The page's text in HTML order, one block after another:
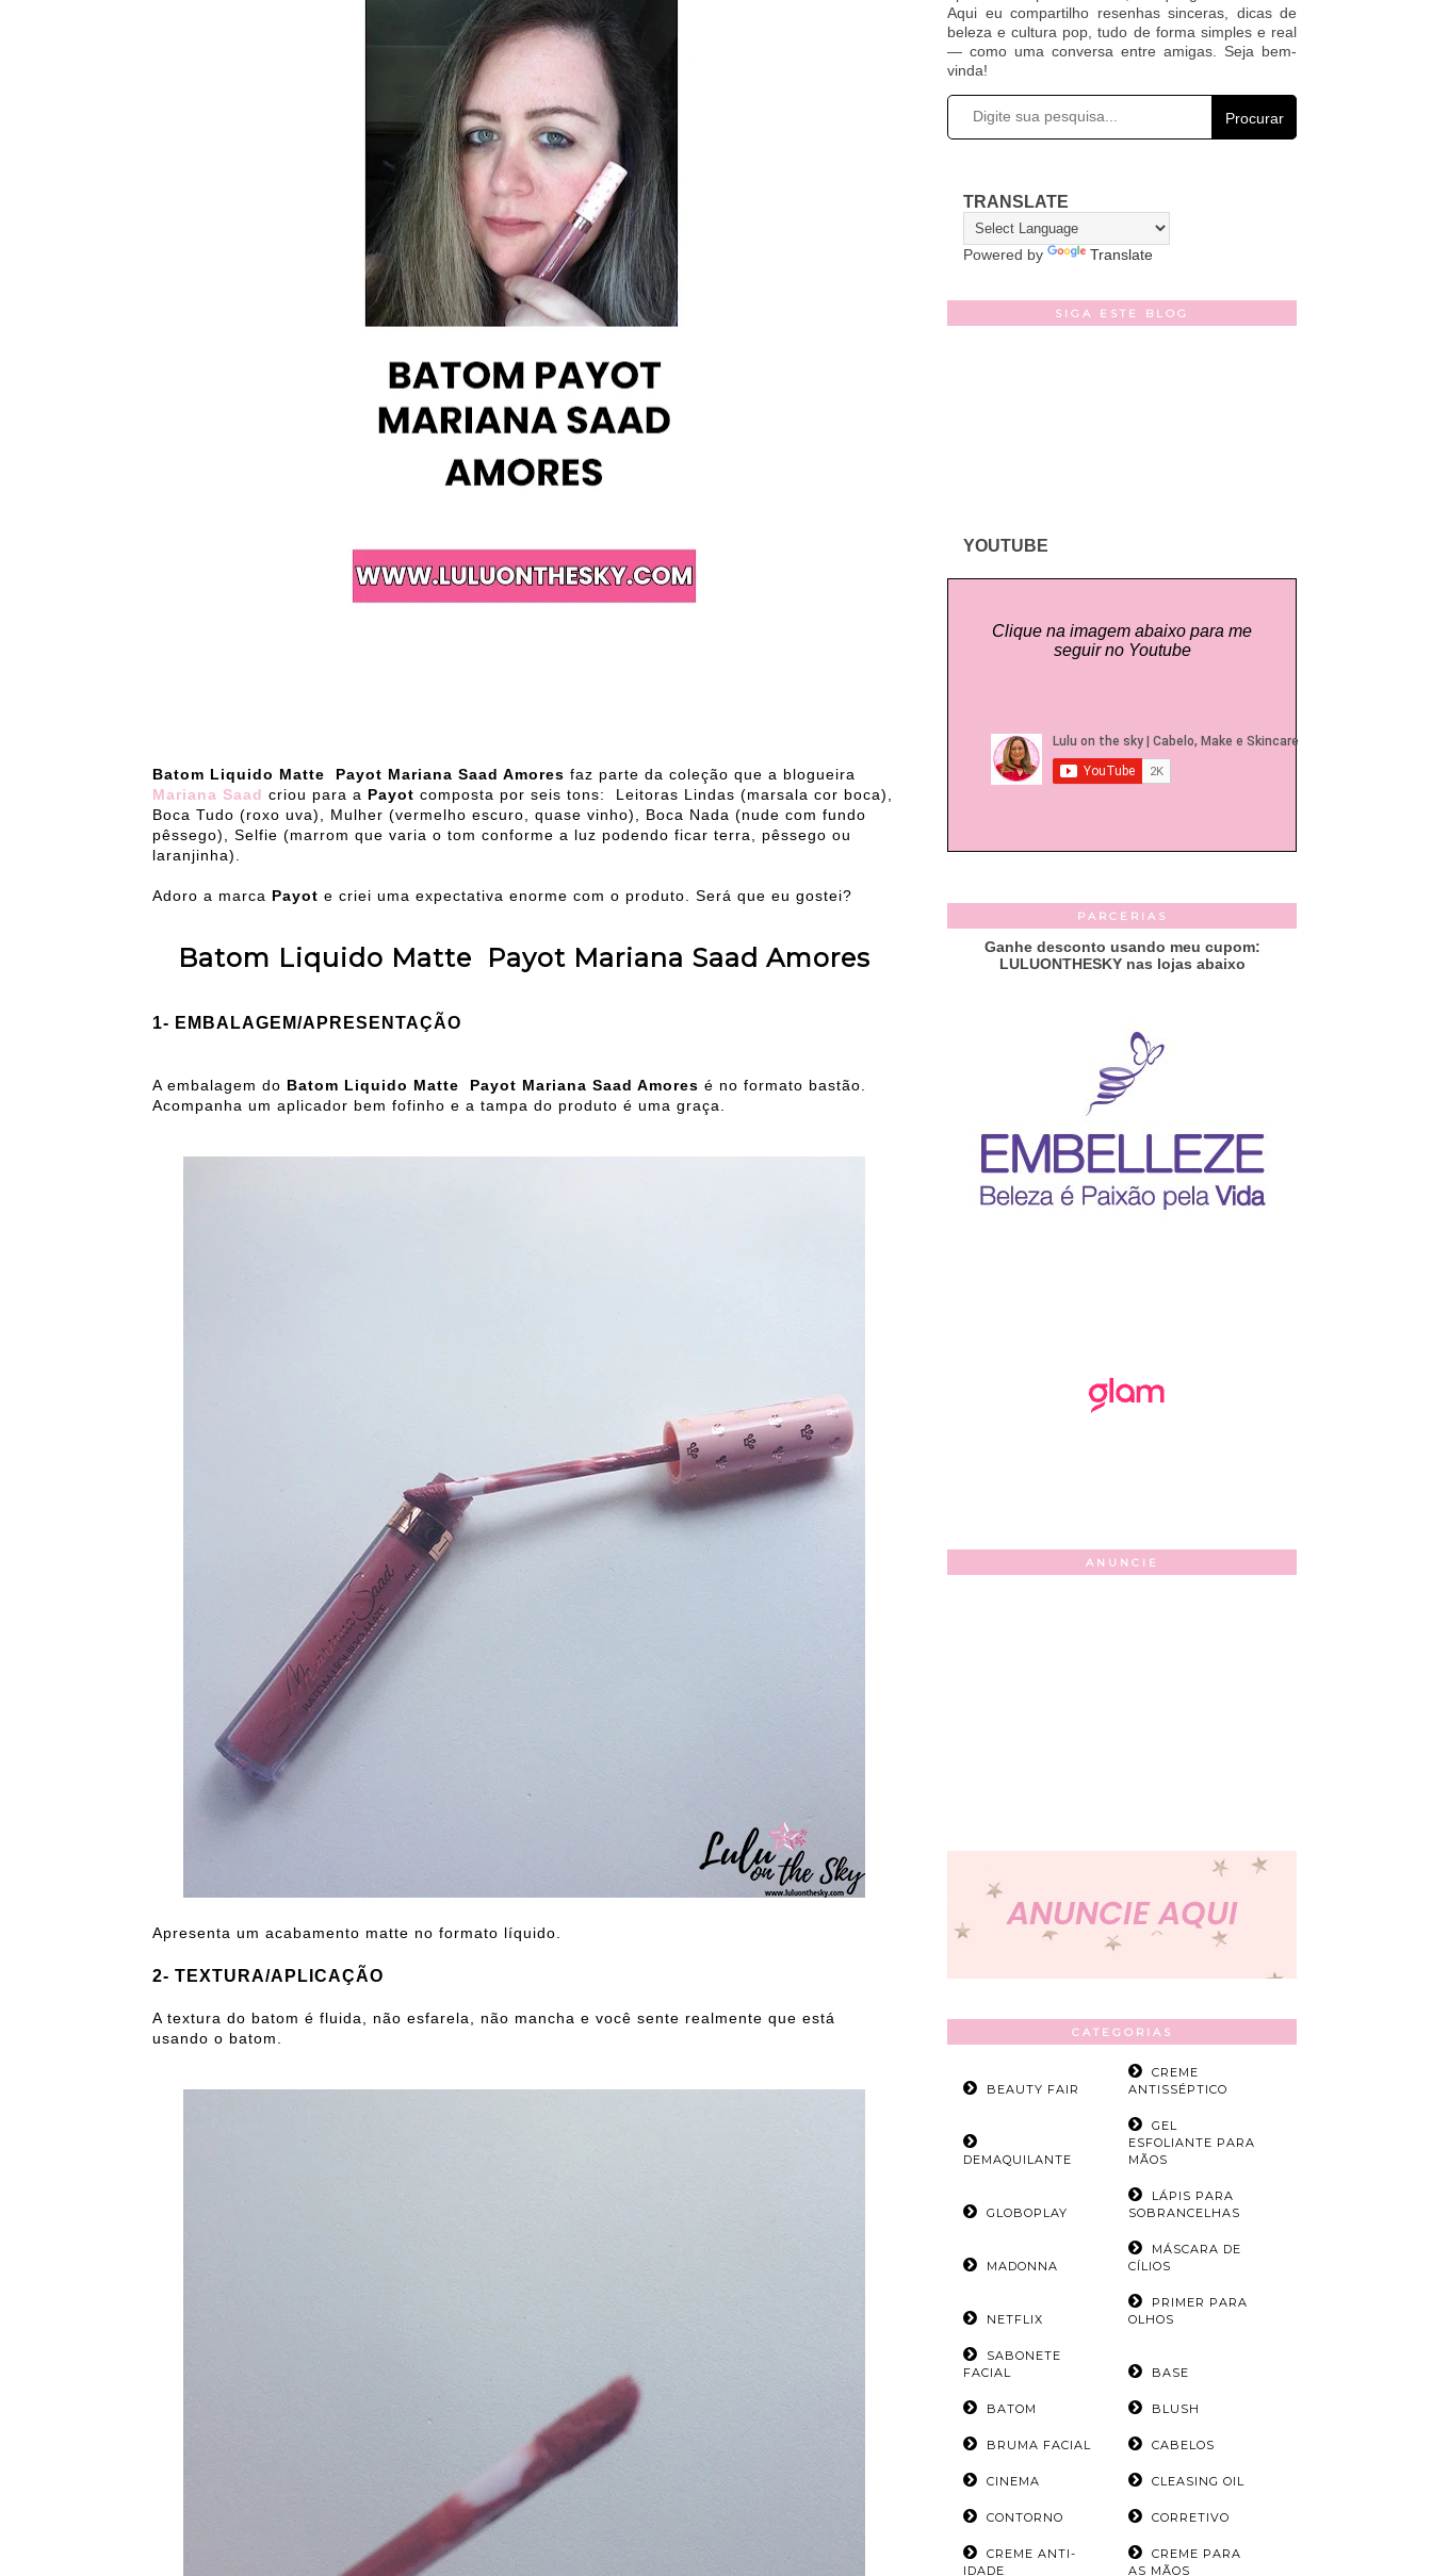
Batom Liquido Matte Payot Mariana Saad Amores faz parte da coleção que a blogueira
Mariana Saad criou para a Payot composta por seis tons: Leitoras Lindas (marsala cor boca),
Boca Tudo (roxo uva), Mulher (vermelho escuro, quase vinho), Boca Nada (nude com fundo
pêssego), Selfie (marrom que varia o tom conforme a luz podendo ficar terra, pêssego ou
laranjinha).
Adoro a marca Payot e criei uma expectativa enorme com o produto. Será que eu gostei?
Batom Liquido Matte Payot Mariana Saad Amores
1- EMBALAGEM/APRESENTAÇÃO
A embalagem do Batom Liquido Matte Payot Mariana Saad Amores é no formato bastão.
Acompanha um aplicador bem fofinho e a tampa do produto é uma graça.
Apresenta um acabamento matte no formato líquido.
2- TEXTURA/APLICAÇÃO
A textura do batom é fluida, não esfarela, não mancha e você sente realmente que está
usando o batom.
Aqui eu compartilho resenhas sinceras, dicas de
beleza e cultura pop, tudo de forma simples e real
— como uma conversa entre amigas. Seja bem-
vinda!
Procurar
TRANSLATE
Powered by Translate
SIGA ESTE BLOG
YOUTUBE
Clique na imagem abaixo para me
seguir no Youtube
PARCERIAS
Ganhe desconto usando meu cupom:
LULUONTHESKY nas lojas abaixo
ANUNCIE
CATEGORIAS
BEAUTY FAIR
CREME
ANTISSÉPTICO
DEMAQUILANTE
GEL
ESFOLIANTE PARA
MÃOS
GLOBOPLAY
LÁPIS PARA
SOBRANCELHAS
MADONNA
MÁSCARA DE
CÍLIOS
NETFLIX
PRIMER PARA
OLHOS
SABONETE
FACIAL
BASE
BATOM BLUSH
BRUMA FACIAL CABELOS
CINEMA CLEASING OIL
CONTORNO CORRETIVO
CREME ANTI-
IDADE
CREME PARA
AS MÃOS